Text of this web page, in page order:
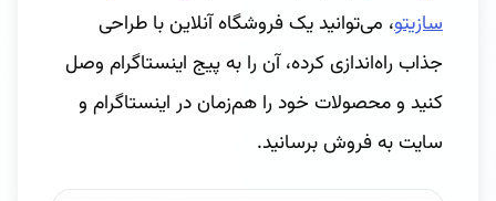
سازیتو، می‌توانید یک فروشگاه آنلاین با طراحی
جذاب راه‌اندازی کرده، آن را به پیج اینستاگرام وصل
کنید و محصولات خود را هم‌زمان در اینستاگرام و
سایت به فروش برسانید.